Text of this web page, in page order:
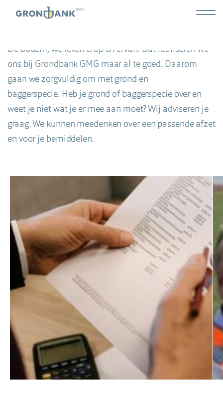
de
inhoud
gaan
Advisering
De bodem, we leven erop en ervan. Dat realiseren we
ons bij Grondbank GMG maar al te goed. Daarom
gaan we zorgvuldig om met grond en
baggerspecie. Heb je grond of baggerspecie over en
weet je niet wat je er mee aan moet? Wij adviseren je
graag. We kunnen meedenken over een passende afzet
en voor je bemiddelen.